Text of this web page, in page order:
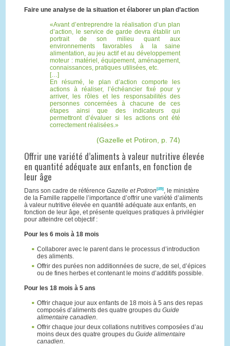
Faire une analyse de la situation et élaborer un plan d’action
Avant d’entreprendre la réalisation d’un plan
d’action, le service de garde devra établir un
portrait de son milieu quant aux
environnements favorables à la saine
alimentation, au jeu actif et au développement
moteur : matériel, équipement, aménagement,
connaissances, pratiques utilisées, etc.
[…]
En résumé, le plan d’action comporte les
actions à réaliser, l’échéancier fixé pour y
arriver, les rôles et les responsabilités des
personnes concernées à chacune de ces
étapes ainsi que des indicateurs qui
permettront d’évaluer si les actions ont été
correctement réalisées.
(Gazelle et Potiron, p. 74)
Offrir une variété d’aliments à valeur nutritive élevée
en quantité adéquate aux enfants, en fonction de
leur âge
Dans son cadre de référence Gazelle et Potiron[28], le ministère
de la Famille rappelle l’importance d’offrir une variété d’aliments
à valeur nutritive élevée en quantité adéquate aux enfants, en
fonction de leur âge, et présente quelques pratiques à privilégier
pour atteindre cet objectif :
Pour les 6 mois à 18 mois
Collaborer avec le parent dans le processus d’introduction
des aliments.
Offrir des purées non additionnées de sucre, de sel, d’épices
ou de fines herbes et contenant le moins d’additifs possible.
Pour les 18 mois à 5 ans
Offrir chaque jour aux enfants de 18 mois à 5 ans des repas
composés d’aliments des quatre groupes du Guide
alimentaire canadien.
Offrir chaque jour deux collations nutritives composées d’au
moins deux des quatre groupes du Guide alimentaire
canadien.